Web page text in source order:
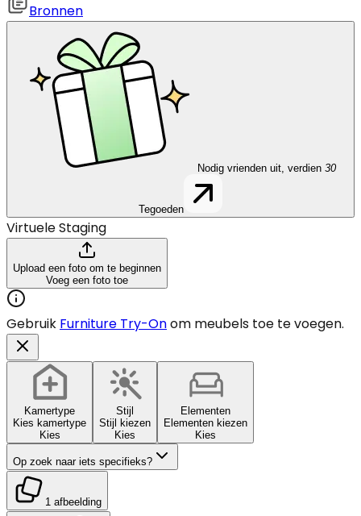
Bronnen
Nodig vrienden uit, verdien 30
Tegoeden
Virtuele Staging
Upload een foto om te beginnen
Voeg een foto toe
Gebruik Furniture Try-Onom meubels toe te voegen.
Kamertype
Kies kamertype
Kies
Stijl
Stijl kiezen
Kies
Elementen
Elementen kiezen
Kies
Op zoek naar iets specifieks?
1 afbeelding